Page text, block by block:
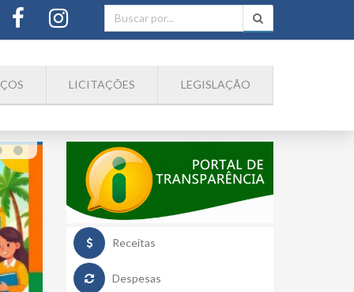
LICITAÇÕES LEGISLAÇÃO
19
Receitas
Despesas